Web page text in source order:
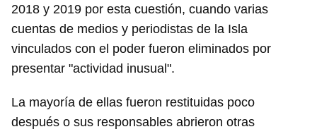
2018 y 2019 por esta cuestión, cuando varias
cuentas de medios y periodistas de la Isla
vinculados con el poder fueron eliminados por
presentar "actividad inusual".
La mayoría de ellas fueron restituidas poco
después o sus responsables abrieron otras